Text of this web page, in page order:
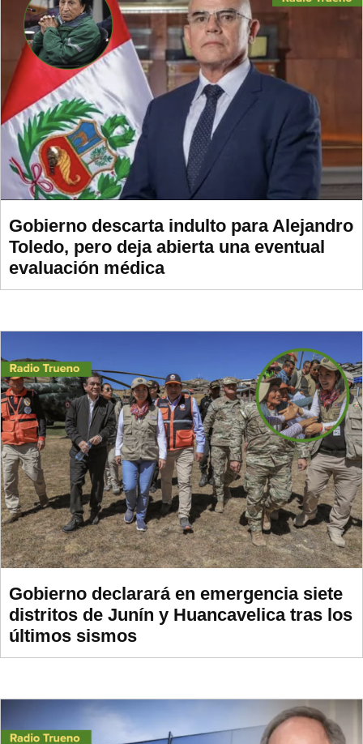
Gobierno descarta indulto para Alejandro
Toledo, pero deja abierta una eventual
evaluación médica
Gobierno declarará en emergencia siete
distritos de Junín y Huancavelica tras los
últimos sismos